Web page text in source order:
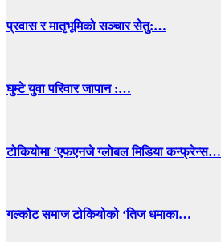
प्रवास र मातृभूमिको सञ्चार सेतु:…
घुम्टे युवा परिवार जापान :…
टोकियोमा ‘एफएनजे ग्लोबल मिडिया कन्फ्रेन्स…
गल्कोट समाज टोकियोको ‘तिज धमाका…